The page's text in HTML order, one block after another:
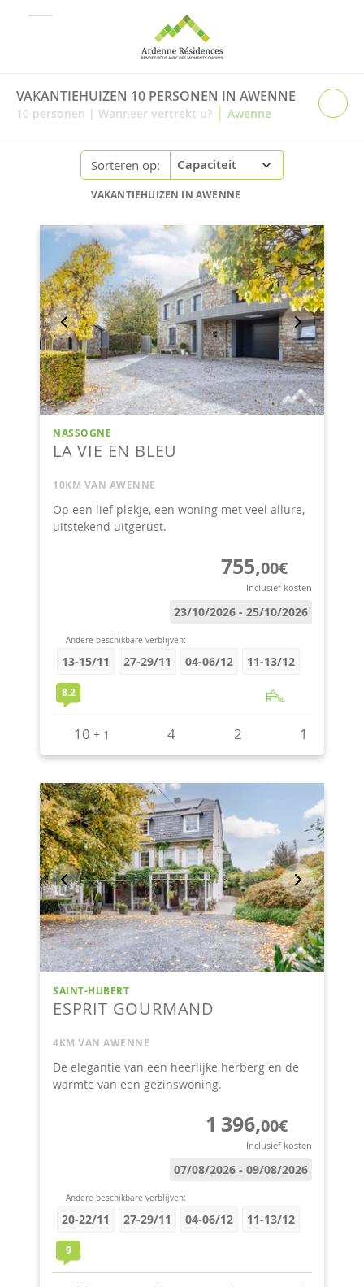
VAKANTIEHUIZEN 10 PERSONEN IN AWENNE
10 personen | Wanneer vertrekt u? | Awenne
Sorteren op:
VAKANTIEHUIZEN IN AWENNE